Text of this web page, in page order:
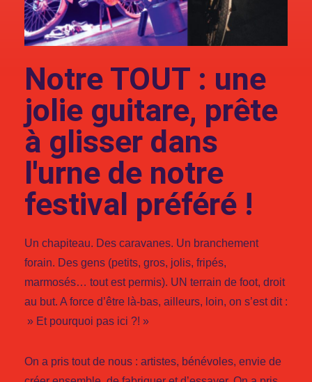
Notre TOUT : une
jolie guitare, prête
à glisser dans
l'urne de notre
festival préféré !
Un chapiteau. Des caravanes. Un branchement
forain. Des gens (petits, gros, jolis, fripés,
marmosés… tout est permis). UN terrain de foot, droit
au but. A force d’être là-bas, ailleurs, loin, on s’est dit :
» Et pourquoi pas ici ?! »
On a pris tout de nous : artistes, bénévoles, envie de